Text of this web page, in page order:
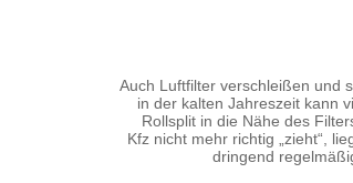
Auch Luftfilter verschleißen und
in der kalten Jahreszeit kann
Rollsplit in die Nähe des
Kfz nicht mehr richtig „zieht“,
dringend